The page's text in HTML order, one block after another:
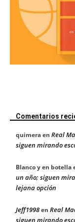
Comentarios
quimeraen Real
siguen mirando
Blanco y en botella
un año; siguen
lejana opción
Jeff1998en Real
siguen mirando